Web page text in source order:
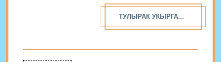
ТУЛЫРАК УКЫРГА...